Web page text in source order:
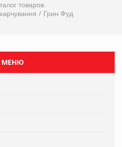
товаров
Грин Фуд
МЕНЮ